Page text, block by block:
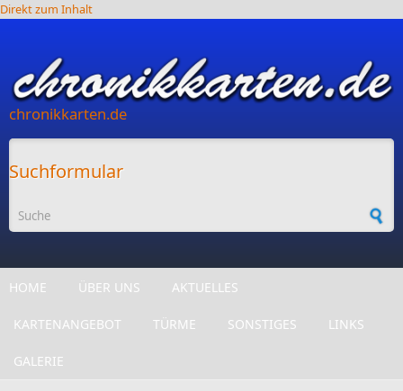
Direkt zum Inhalt
chronikkarten.de
Suchformular
HOME ÜBER UNS AKTUELLES
KARTENANGEBOT TÜRME SONSTIGES LINKS
GALERIE